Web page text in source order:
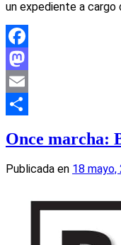
un expediente a cargo
Facebook
Mastodon
Email
Once marcha:
Publicada en 18 mayo,